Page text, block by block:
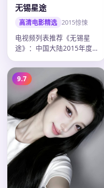
无锡星途
高清电影精选 2015惊悚
电视频列表推荐《无锡星
途》：中国大陆2015年度
乐领衔，…
9.7